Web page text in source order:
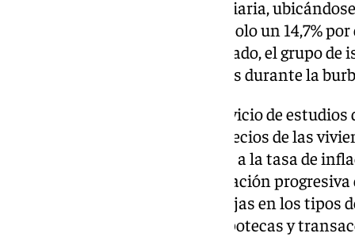
que al cierre de la crisis inmobiliaria,
que significa que se encuentra solo un 14,7%
en diciembre de 2007. Por otro lado, el grupo de
los precios máximos alcanzados durante la
Cristina Arias, directora del servicio de
comentó: “En noviembre, los precios de las
crecimiento moderado superior a la tasa de
continúa reflejando la consolidación
que ha comenzado tras las rebajas en los tipos
aumento en la concesión de hipotecas y